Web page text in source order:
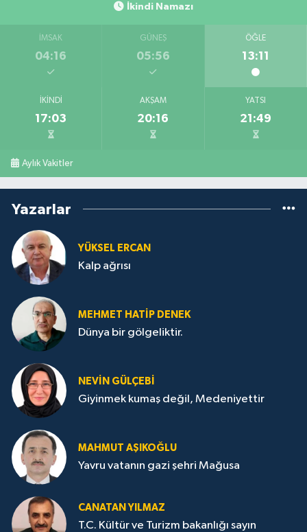
İkindi Namazı
İMSAK
04:16
GÜNEŞ
05:56
ÖĞLE
13:11
İKINDI
17:03
AKŞAM
20:16
YATSI
21:49
Aylık Vakitler
Yazarlar
YÜKSEL ERCAN
Kalp ağrısı
MEHMET HATİP DENEK
Dünya bir gölgeliktir.
NEVİN GÜLÇEBİ
Giyinmek kumaş değil, Medeniyettir
MAHMUT AŞIKOĞLU
Yavru vatanın gazi şehri Mağusa
CANATAN YILMAZ
T.C. Kültür ve Turizm bakanlığı sayın